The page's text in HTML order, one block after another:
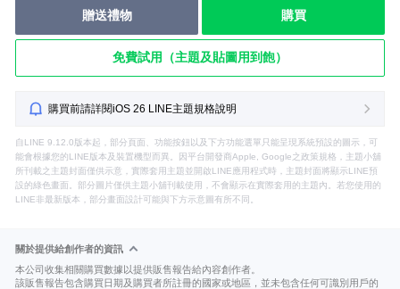
贈送禮物 購買
免費試用（主題及貼圖用到飽）
購買前請詳閱iOS 26 LINE主題規格說明
自LINE 9.12.0版本起，部分頁面、功能按鈕以及下方功能選單只能呈現系統預設的圖示，可
能會根據您的LINE版本及裝置機型而異。因平台開發商Apple, Google之政策規格，主題小舖
所刊載之主題封面僅供示意，實際套用主題並開啟LINE應用程式時，主題封面將顯示LINE預
設的綠色畫面。部分圖片僅供主題小舖刊載使用，不會顯示在實際套用的主題內。若您使用的
LINE非最新版本，部分畫面設計可能與下方示意圖有所不同。
關於提供給創作者的資訊
本公司收集相關購買數據以提供販售報告給內容創作者。
該販售報告包含購買日期及購買者所註冊的國家或地區，並未包含任何可識別用戶的